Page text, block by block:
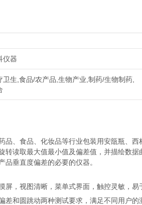
仪器
卫生,食品/农产品,生物产业,制药/生物制药,
品、食品、化妆品等行业包装用安瓿瓶、
转读取最大值最小值及偏差值，并描绘数
品垂直度偏差的必要的仪器。
屏，视图清晰，菜单式界面，触控灵敏，易
差和圆跳动两种测试要求，满足不同用户的